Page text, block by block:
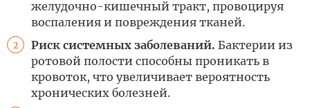
желудочно-кишечный тракт, провоцируя
воспаления и повреждения тканей.
2 Риск системных заболеваний. Бактерии из
ротовой полости способны проникать в
кровоток, что увеличивает вероятность
хронических болезней.